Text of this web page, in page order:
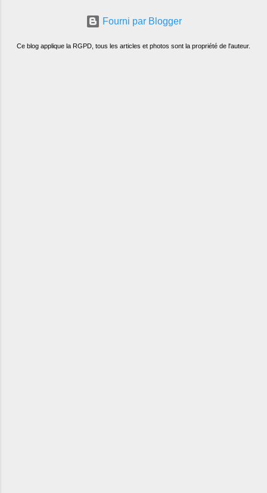
Dans un telFourni par Blogger
Ce blog applique la RGPD, tous les articles et photos sont la propriété de l'auteur.